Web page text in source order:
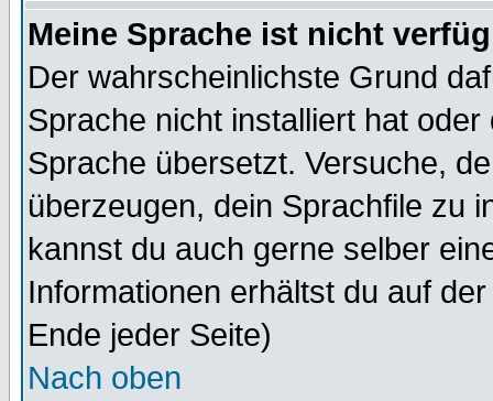
Meine Sprache ist nicht
Der wahrscheinlichste Grund
Sprache nicht installiert hat
Sprache übersetzt. Versuche,
überzeugen, dein Sprachfile zu
kannst du auch gerne selber
Informationen erhältst du auf
Ende jeder Seite)
Nach oben